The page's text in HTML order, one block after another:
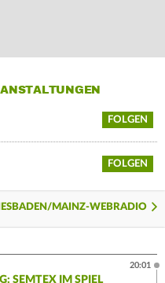
FOLGEN
FOLGEN
MAINZ-WEBRADIO
SEMTEX IM SPIEL
20:01